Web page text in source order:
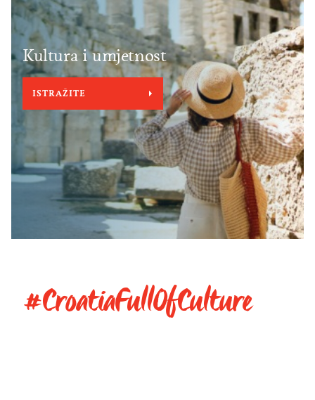
Kultura i umjetnost
ISTRAŽITE
#CroatiaFullOfCulture